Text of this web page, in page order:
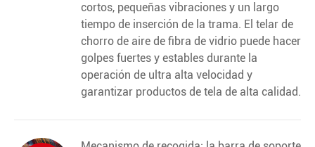
cortos, pequeñas vibraciones y un largo
tiempo de inserción de la trama. El telar de
chorro de aire de fibra de vidrio puede hacer
golpes fuertes y estables durante la
operación de ultra alta velocidad y
garantizar productos de tela de alta calidad.